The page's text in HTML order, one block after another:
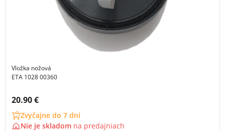
Vložka nožová
ETA 1028 00360
Cena s DPH:
20.90 €
Zvyčajne do 7 dní
Nie je skladom na predajniach